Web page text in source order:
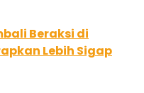
Beraksi di
Lebih Sigap